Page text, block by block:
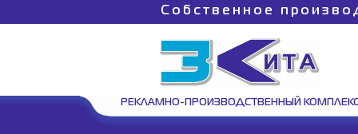
Собственное
РЕКЛАМНО-ПРОИЗВОДСТВЕННЫЙ